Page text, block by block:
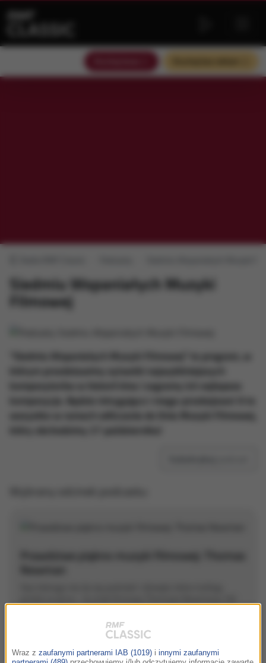
Siedmiu Wspaniałych Muzyki
Filmowej
"Siedmiu Wspaniałych Muzyki Filmowej” to program, w
kompozytorów w historii kina i zagramy ich najlepsze
kompozycje. Będzie intrygująco i mega-przebojowo! A to
Prawdziwe piękno muzyki filmowej: Thomas
do zatracenia i 1917. O mistrzu filmowego nastroju mówi
Wraz z zaufanymi partnerami IAB (1019) i innymi zaufanymi